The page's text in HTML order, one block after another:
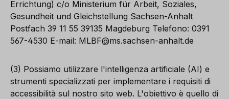
Errichtung) c/o Ministerium für Arbeit, Soziales,
Gesundheit und Gleichstellung Sachsen-Anhalt
Postfach 39 11 55 39135 Magdeburg Telefono: 0391
567-4530 E-mail: MLBF@ms.sachsen-anhalt.de
(3) Possiamo utilizzare l'intelligenza artificiale (AI) e
strumenti specializzati per implementare i requisiti di
accessibilità sul nostro sito web. L'obiettivo è quello di